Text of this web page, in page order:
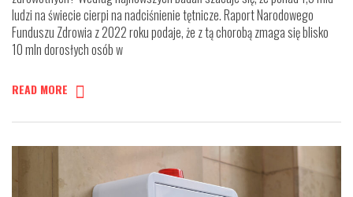
ludzi na świecie cierpi na nadciśnienie tętnicze. Raport Narodowego
Funduszu Zdrowia z 2022 roku podaje, że z tą chorobą zmaga się blisko
10 mln dorosłych osób w
READ MORE